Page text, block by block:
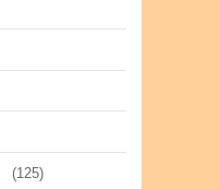
(125)